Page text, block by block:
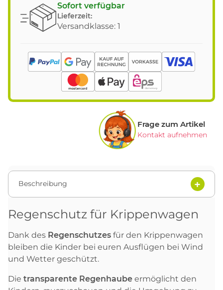
Sofort verfügbar
Lieferzeit:
Versandklasse: 1
Frage zum Artikel
Kontakt aufnehmen
Beschreibung
Regenschutz für Krippenwagen
Dank des Regenschutzes für den Krippenwagen
bleiben die Kinder bei euren Ausflügen bei Wind
und Wetter geschützt.
Die transparente Regenhaube ermöglicht den